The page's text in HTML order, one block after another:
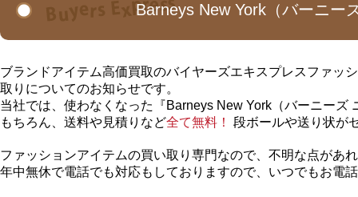
Barneys New York（バーニー
ブランドアイテム高価買取のバイヤーズエキスプレスファッ
取りについてのお知らせです。
当社では、使わなくなった『Barneys New York（バーニー
もちろん、送料や見積りなど全て無料！ 段ボールや送り状が
ファッションアイテムの買い取り専門なので、不明な点があ
年中無休で電話でも対応もしておりますので、いつでもお電